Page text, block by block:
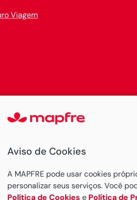
Viagem
Aviso de Cookies
A MAPFRE pode usar cookies
personalizar seus serviços. Você
Política de Cookies e Política de